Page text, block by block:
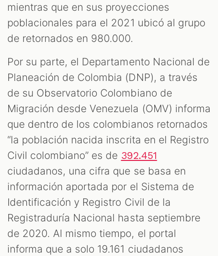
mientras que en sus proyecciones
poblacionales para el 2021 ubicó al grupo
de retornados en 980.000.
Por su parte, el Departamento Nacional de
Planeación de Colombia (DNP), a través
de su Observatorio Colombiano de
Migración desde Venezuela (OMV) informa
que dentro de los colombianos retornados
“la población nacida inscrita en el Registro
Civil colombiano” es de 392.451
ciudadanos, una cifra que se basa en
información aportada por el Sistema de
Identificación y Registro Civil de la
Registraduría Nacional hasta septiembre
de 2020. Al mismo tiempo, el portal
informa que a solo 19.161 ciudadanos